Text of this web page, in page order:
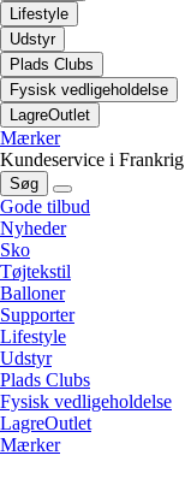
Lifestyle
Udstyr
Plads Clubs
Fysisk vedligeholdelse
LagreOutlet
Mærker
Kundeservice i Frankrig
Søg
Gode tilbud
Nyheder
Sko
Tøjtekstil
Balloner
Supporter
Lifestyle
Udstyr
Plads Clubs
Fysisk vedligeholdelse
LagreOutlet
Mærker